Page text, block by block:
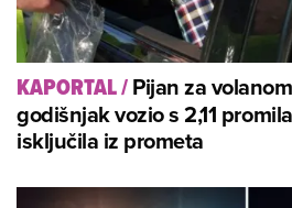
KAPORTAL/Pijan za
godišnjak vozio s 2,11
isključila iz prometa